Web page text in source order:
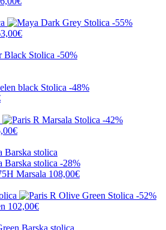
-55%
-50%
-48%
-42%
-28%
Marsala 108,00€
-52%
102,00€